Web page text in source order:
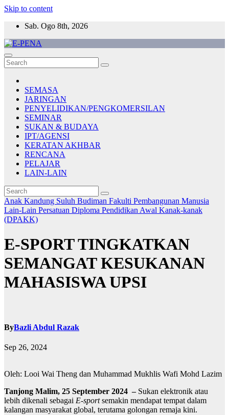
Skip to content
Sab. Ogo 8th, 2026
E-PENA
Berita Digital Terkini
SEMASA
JARINGAN
PENYELIDIKAN/PENGKOMERSILAN
SEMINAR
SUKAN & BUDAYA
IPT/AGENSI
KERATAN AKHBAR
RENCANA
PELAJAR
LAIN-LAIN
Anak Kandung Suluh Budiman Fakulti Pembangunan Manusia
Lain-Lain Persatuan Diploma Pendidikan Awal Kanak-kanak
(DPAKK)
E-SPORT TINGKATKAN
SEMANGAT KESUKANAN
MAHASISWA UPSI
ByBazli Abdul Razak
Sep 26, 2024
Oleh: Looi Wai Theng dan Muhammad Mukhlis Wafi Mohd Lazim
Tanjong Malim, 25 September 2024 – Sukan elektronik atau
lebih dikenali sebagai E-sportsemakin mendapat tempat dalam
kalangan masyarakat global, terutama golongan remaja kini.